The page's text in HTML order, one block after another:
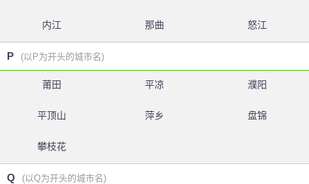
内江 那曲 怒江
P (以P为开头的城市名)
莆田 平凉 濮阳
平顶山 萍乡 盘锦
攀枝花
Q (以Q为开头的城市名)